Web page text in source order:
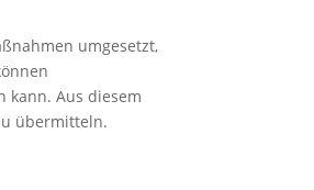
umgesetzt,
kann. Aus diesem
übermitteln.